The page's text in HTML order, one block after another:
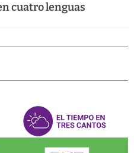
cuatro lenguas